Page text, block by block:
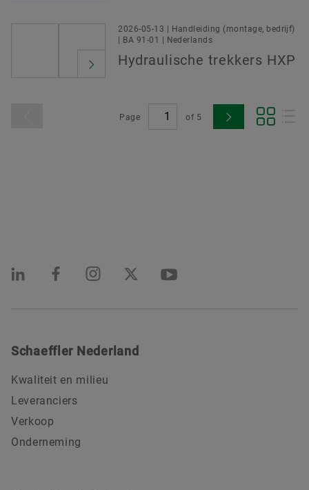
2026-05-13 | Handleiding (montage, bedrijf)
| BA 91-01 | Nederlands
Hydraulische trekkers HXP
Page of 5
Schaeffler Nederland
Kwaliteit en milieu
Leveranciers
Verkoop
Onderneming